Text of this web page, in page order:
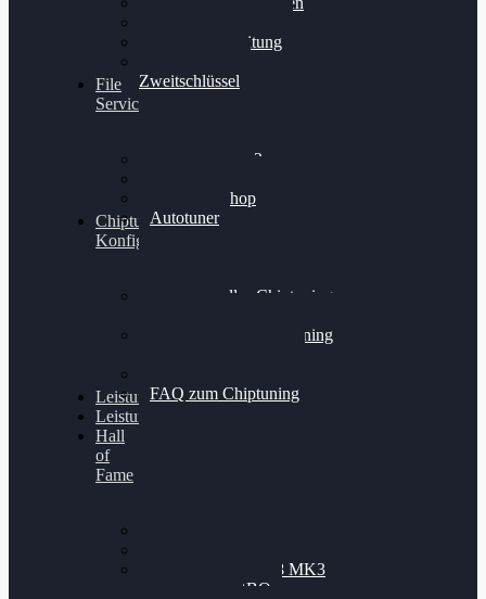
Felgenaufbereitung
Zweitschlüssel
File
Service
Alientech Kess3
Alientech Shop
Autotuner
Chiptuning
Konfigurator
Professionelles Chiptuning
Professionelles Chiptuning
FAQ zum Chiptuning
Leistungsmessung
Leistungsprüfstand
Hall
of
Fame
Nissan GT-R35 3.8 MK3
V6 TWINTURBO